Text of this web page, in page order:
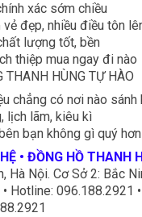
xác sớm chiều
đẹp, nhiều điều tôn
lượng tốt, bền
thiệp mua ngay đi nào
THANH HÙNG TỰ HÀO
chẳng có nơi nào sánh
lịch lãm, kiêu kì
bạn không gì quý hơn
• ĐỒNG HỒ THANH
Hà Nội. Cơ Sở 2: Bắc
Hotline: 096.188.2921 •